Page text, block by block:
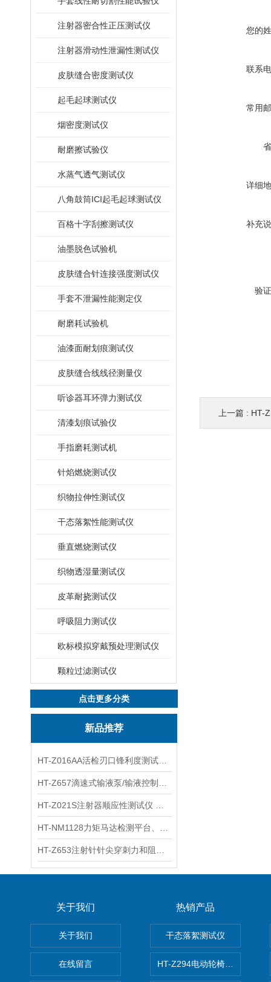
注射器密合性正压测试仪
注射器滑动性泄漏性测试仪
皮肤缝合密度测试仪
起毛起球测试仪
烟密度测试仪
耐磨擦试验仪
水蒸气透气测试仪
八角鼓筒ICI起毛起球测试仪
百格十字刮擦测试仪
油墨脱色试验机
皮肤缝合针连接强度测试仪
手套不泄漏性能测定仪
耐磨耗试验机
油漆面耐划痕测试仪
皮肤缝合线线径测量仪
听诊器耳环弹力测试仪
清漆划痕试验仪
手指磨耗测试机
针焰燃烧测试仪
织物拉伸性测试仪
干态落絮性能测试仪
垂直燃烧测试仪
织物透湿量测试仪
皮革耐挠测试仪
呼吸阻力测试仪
欧标模拟穿戴预处理测试仪
颗粒过滤测试仪
点击更多分类
新品推荐
您的
联系
常用
详细
补充
验
上一篇 : HT-
关于我们
关于我们
在线留言
热销产品
干态落絮测试仪
HT-Z294电动轮椅车耗电量测